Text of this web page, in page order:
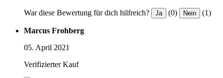
War diese Bewertung für dich hilfreich? Ja (0) Nein (1)
Marcus Frohberg
05. April 2021
Verifizierter Kauf